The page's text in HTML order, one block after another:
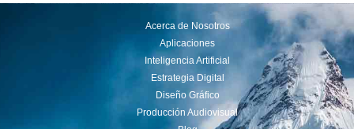
Acerca de Nosotros
Aplicaciones
Inteligencia Artificial
Estrategia Digital
Diseño Gráfico
Producción Audiovisual